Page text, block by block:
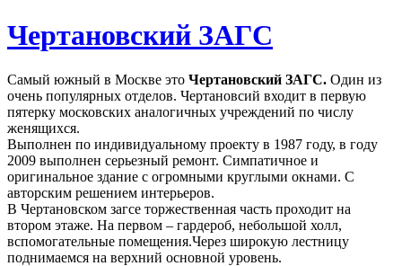
Чертановский ЗАГС
Самый южный в Москве это Чертановский ЗАГС. Один из
очень популярных отделов. Чертановсий входит в первую
пятерку московских аналогичных учреждений по числу
женящихся.
Выполнен по индивидуальному проекту в 1987 году, в году
2009 выполнен серьезный ремонт. Симпатичное и
оригинальное здание с огромными круглыми окнами. С
авторским решением интерьеров.
В Чертановском загсе торжественная часть проходит на
втором этаже. На первом – гардероб, небольшой холл,
вспомогательные помещения.Через широкую лестницу
поднимаемся на верхний основной уровень.